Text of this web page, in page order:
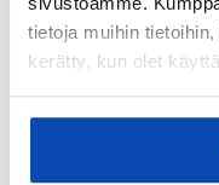
tietoja muihin
kerätty, kun olet
Isännöinti Luotsi
Puhelinnumero: